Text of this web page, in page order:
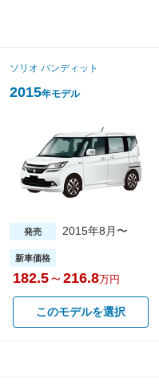
165/60R15 77H
-
-
18km/L
20km/L
-
ソリオ バンディット
2015年モデル
発売 2015年8月〜
新車価格
182.5～ 216.8万円
このモデルを選択